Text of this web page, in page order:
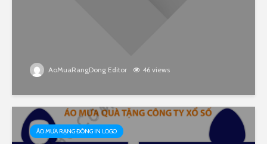
AoMuaRangDong Editor 46 views
ÁO MƯA RẠNG ĐÔNG IN LOGO